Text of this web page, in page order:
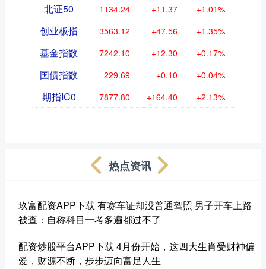
北证50 1134.24 +11.37 +1.01%
创业板指 3563.12 +47.56 +1.35%
基金指数 7242.10 +12.30 +0.17%
国债指数 229.69 +0.10 +0.04%
期指IC0 7877.80 +164.40 +2.13%
热点资讯
玖富配资APP下载 有赛车证却没普通驾照 男子开车上路
被查：自称科目一考多遍都过不了
配资炒股平台APP下载 4月份开始，这四大生肖受财神偏
爱，财源不断，步步迈向富足人生